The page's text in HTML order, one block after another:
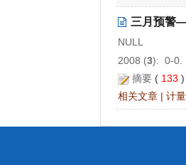
三月预警
NULL
2008 (3): 0-0.
摘要 ( 133
相关文章 | 计